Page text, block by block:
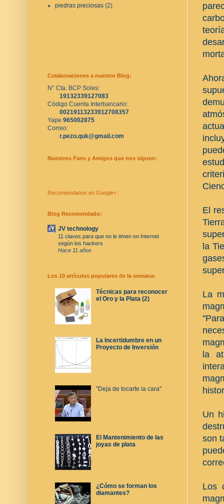
El
la
La
la
Un
son
Los
piedras preciosas (2)
Colaboraciones a nuestro Blog:
N° Cta. BCP Soles:
19132339127083
Código Cuenta Interbancario:
00219113233912708357
Yape 965002875
Correo:
r.pezo.quk@gmail.com
Nuestros Fans y Amigos que nos siguen:
Recomiendanos en Google+ :
Blog Recomendado:
JV technology
11 claves para que no le timen en Internet
según los hackers
Hace 11 años
Los 10 artículos populares de la semana:
Técnicas para reconocer
el Oro y la Plata (2)
La Incertidumbre en un
Proyecto de Inversión
"Deja de tocarte la cara"
El Mantenimiento de las
joyas de plata
¿Cómo se forman los
diamantes?